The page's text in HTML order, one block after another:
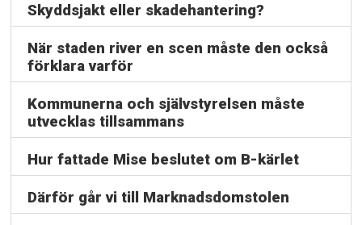
Skyddsjakt eller skadehantering?
När staden river en scen måste den också
förklara varför
Kommunerna och självstyrelsen måste
utvecklas tillsammans
Hur fattade Mise beslutet om B-kärlet
Därför går vi till Marknadsdomstolen